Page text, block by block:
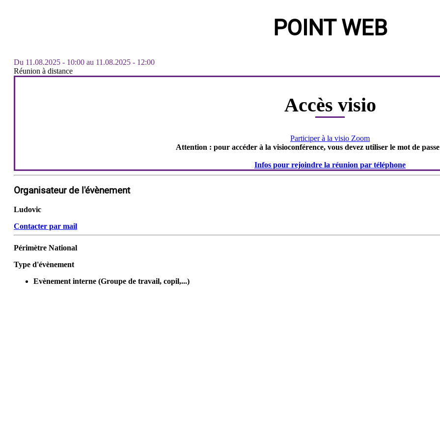
POINT WEB
Du 11.08.2025 - 10:00 au 11.08.2025 - 12:00
Réunion à distance
Accès visio
Participer à la visio Zoom
Attention : pour accéder à la visioconférence, vous devez utiliser le mot de
Infos pour rejoindre la réunion par téléphone
Organisateur de l'évènement
Ludovic
Contacter par mail
Périmètre National
Type d'évènement
Evènement interne (Groupe de travail, copil,...)